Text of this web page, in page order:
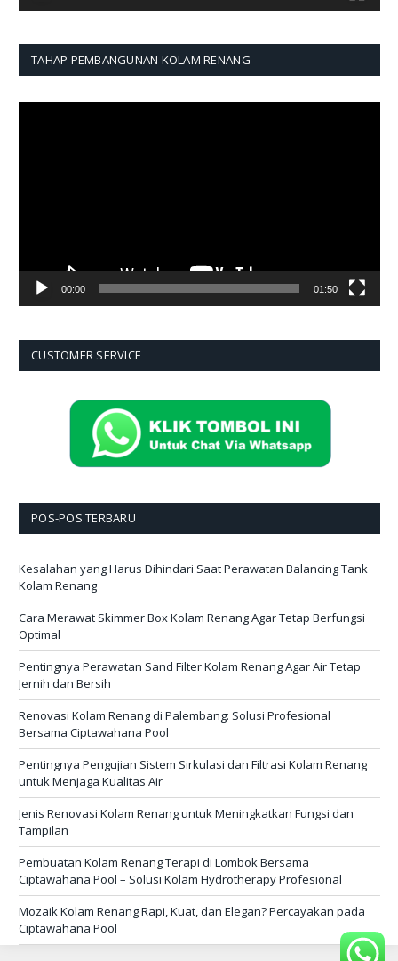
TAHAP PEMBANGUNAN KOLAM RENANG
00:00 01:50
CUSTOMER SERVICE
POS-POS TERBARU
Kesalahan yang Harus Dihindari Saat Perawatan Balancing Tank
Kolam Renang
Cara Merawat Skimmer Box Kolam Renang Agar Tetap Berfungsi
Optimal
Pentingnya Perawatan Sand Filter Kolam Renang Agar Air Tetap
Jernih dan Bersih
Renovasi Kolam Renang di Palembang: Solusi Profesional
Bersama Ciptawahana Pool
Pentingnya Pengujian Sistem Sirkulasi dan Filtrasi Kolam Renang
untuk Menjaga Kualitas Air
Jenis Renovasi Kolam Renang untuk Meningkatkan Fungsi dan
Tampilan
Pembuatan Kolam Renang Terapi di Lombok Bersama
Ciptawahana Pool – Solusi Kolam Hydrotherapy Profesional
Mozaik Kolam Renang Rapi, Kuat, dan Elegan? Percayakan pada
Ciptawahana Pool